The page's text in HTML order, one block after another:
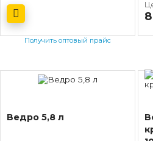
Получить оптовый прайс
Ведро 5,8 л